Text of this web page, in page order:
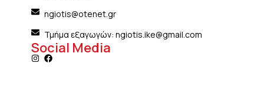
ngiotis@otenet.gr
Τμήμα εξαγωγών: ngiotis.ike@gmail.com
Social Media